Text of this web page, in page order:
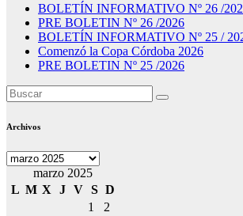
BOLETÍN INFORMATIVO Nº 26 /
PRE BOLETIN Nº 26 /2026
BOLETÍN INFORMATIVO Nº 25 /
Comenzó la Copa Córdoba 2026
PRE BOLETIN Nº 25 /2026
Archivos
Archivos
marzo 2025
L M X J V S D
1
2